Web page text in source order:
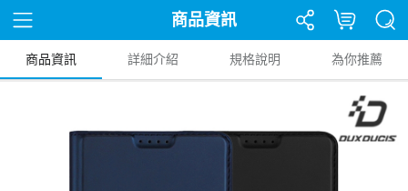
商品資訊
商品資訊 詳細介紹 規格說明 為你推薦